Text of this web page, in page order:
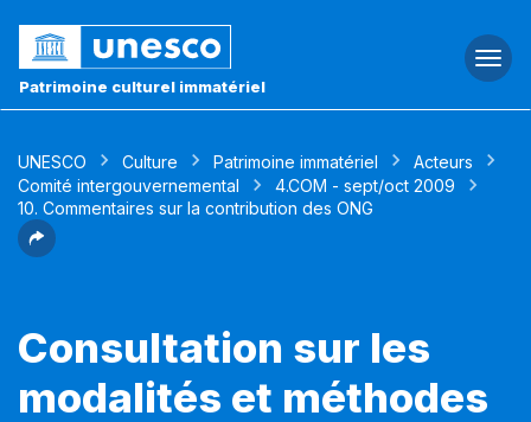
Patrimoine culturel immatériel
UNESCO Culture Patrimoine immatériel
Acteurs
Comité intergouvernemental
4.COM - sept/oct 2009
10. Commentaires sur la contribution des ONG
Consultation sur les
modalités et méthodes